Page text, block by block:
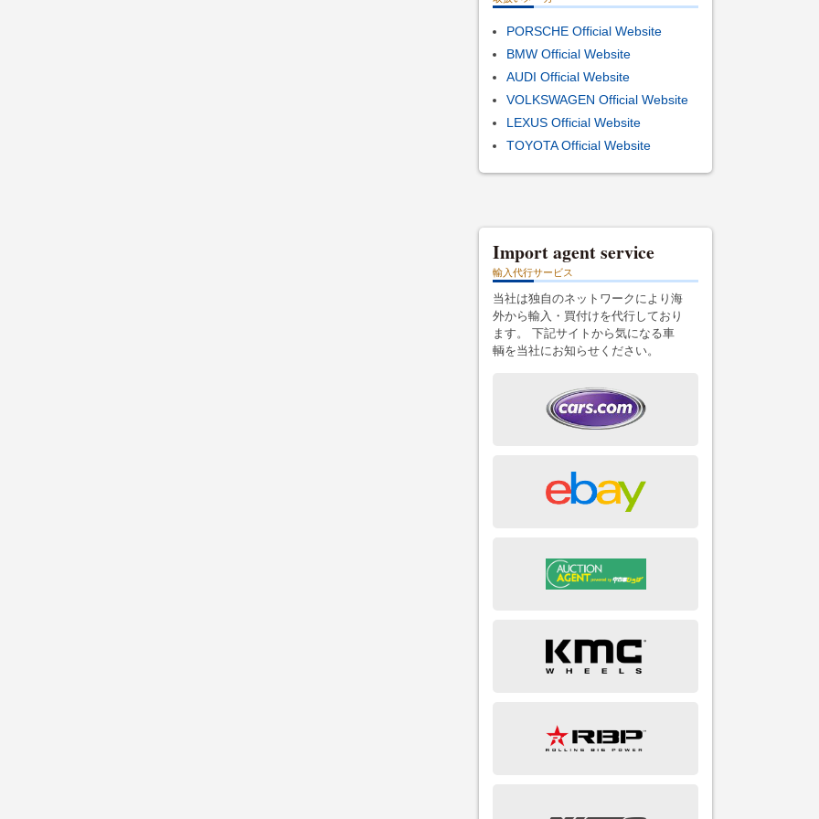
PORSCHE Official Website
BMW Official Website
AUDI Official Website
VOLKSWAGEN Official Website
LEXUS Official Website
TOYOTA Official Website
Import agent service
輸入代行サービス
当社は独自のネットワークにより海
外から輸入・買付けを代行しており
ます。 下記サイトから気になる車
輌を当社にお知らせください。